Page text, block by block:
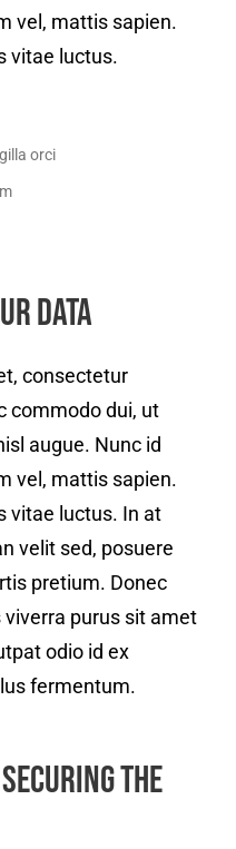
vel, mattis sapien.
vitae luctus.
orci
Data
consectetur
commodo dui, ut
augue. Nunc id
vel, mattis sapien.
vitae luctus. In at
velit sed, posuere
pretium. Donec
purus sit amet
odio id ex
fermentum.
the